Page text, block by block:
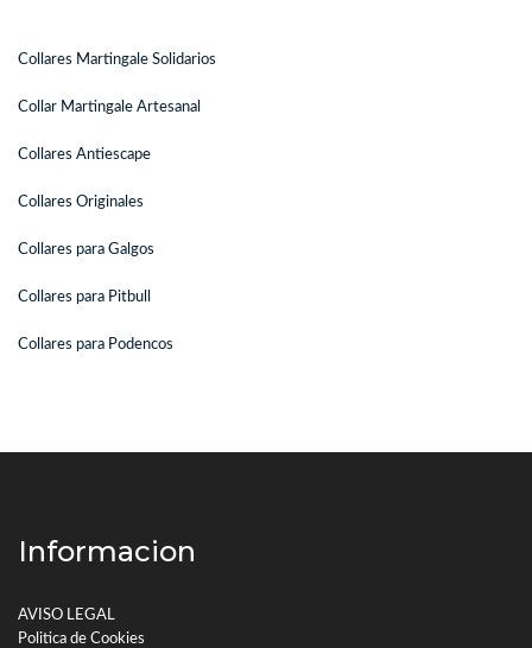
Collares Martingale Solidarios
Collar Martingale Artesanal
Collares Antiescape
Collares Originales
Collares para Galgos
Collares para Pitbull
Collares para Podencos
Informacion
AVISO LEGAL
Politica de Cookies